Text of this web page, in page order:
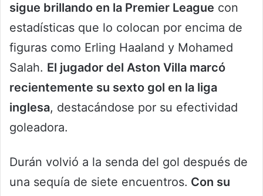
sigue brillando en la Premier League con
estadísticas que lo colocan por encima de
figuras como Erling Haaland y Mohamed
Salah. El jugador del Aston Villa marcó
recientemente su sexto gol en la liga
inglesa, destacándose por su efectividad
goleadora.
Durán volvió a la senda del gol después de
una sequía de siete encuentros. Con su